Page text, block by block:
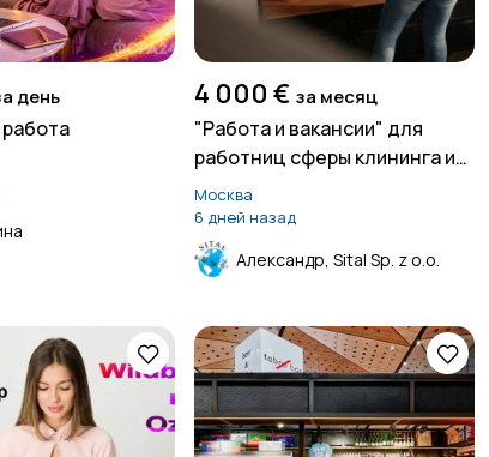
день 4 000 € за месяц
"Работа и вакансии" для
работниц сферы клининга и
уборок в Швейцарии
Москва
6 дней назад
Александр, Sital Sp. z o.o.